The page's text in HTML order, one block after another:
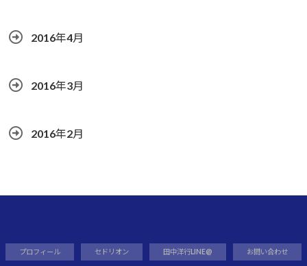
2016年4月
2016年3月
2016年2月
プロフィール セドリオン 田中洋行LINE@ お問い合わせ